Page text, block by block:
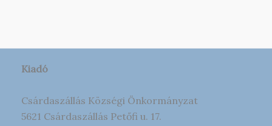
Kiadó
Csárdaszállás Községi Önkormányzat
5621 Csárdaszállás Petőfi u. 17.